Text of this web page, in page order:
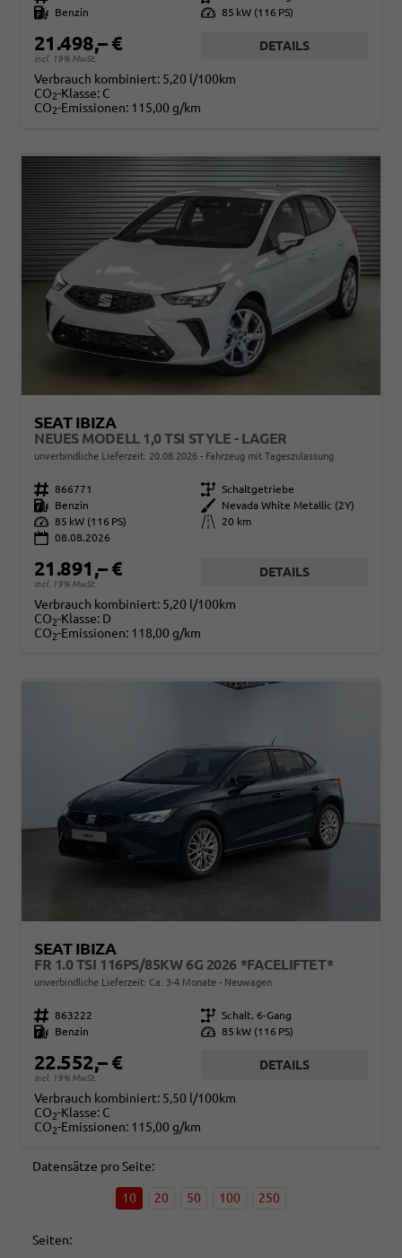
Kraftstoff
Benzin Leistung 85 kW (116 PS)
21.498,– €
incl. 19% MwSt.
DETAILS
Verbrauch kombiniert: 5,20 l/100km
CO2-Klasse: C
CO2-Emissionen: 115,00 g/km
SEAT IBIZA
NEUES MODELL 1,0 TSI STYLE - LAGER
unverbindliche Lieferzeit: 20.08.2026 Fahrzeug mit Tageszulassung
Fahrzeugnr. 866771 Getriebe Schaltgetriebe
Kraftstoff
Benzin Außenfarbe
Nevada White Metallic (2Y)
Leistung 85 kW (116 PS) Kilometerstand
20 km
08.08.2026
21.891,– €
incl. 19% MwSt.
DETAILS
Verbrauch kombiniert: 5,20 l/100km
CO2-Klasse: D
CO2-Emissionen: 118,00 g/km
SEAT IBIZA
FR 1.0 TSI 116PS/85KW 6G 2026 *FACELIFTET*
unverbindliche Lieferzeit: Ca. 3-4 Monate Neuwagen
Fahrzeugnr. 863222 Getriebe Schalt. 6-Gang
Kraftstoff
Benzin Leistung 85 kW (116 PS)
22.552,– €
incl. 19% MwSt.
DETAILS
Verbrauch kombiniert: 5,50 l/100km
CO2-Klasse: C
CO2-Emissionen: 115,00 g/km
Datensätze pro Seite:
10 20 50 100 250
Seiten: